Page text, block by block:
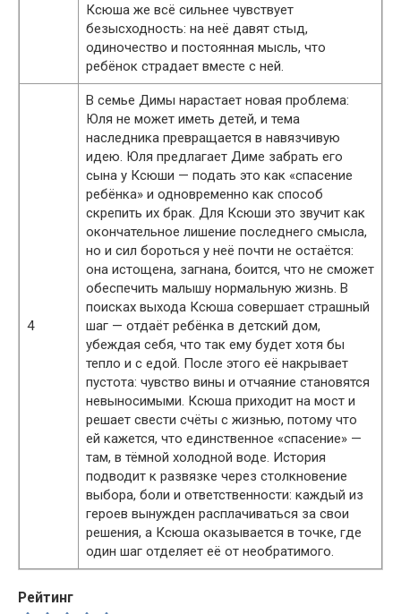
Ксюша же всё сильнее чувствует
безысходность: на неё давят стыд,
одиночество и постоянная мысль, что
ребёнок страдает вместе с ней.
4
В семье Димы нарастает новая проблема:
Юля не может иметь детей, и тема
наследника превращается в навязчивую
идею. Юля предлагает Диме забрать его
сына у Ксюши — подать это как «спасение
ребёнка» и одновременно как способ
скрепить их брак. Для Ксюши это звучит как
окончательное лишение последнего смысла,
но и сил бороться у неё почти не остаётся:
она истощена, загнана, боится, что не сможет
обеспечить малышу нормальную жизнь. В
поисках выхода Ксюша совершает страшный
шаг — отдаёт ребёнка в детский дом,
убеждая себя, что так ему будет хотя бы
тепло и с едой. После этого её накрывает
пустота: чувство вины и отчаяние становятся
невыносимыми. Ксюша приходит на мост и
решает свести счёты с жизнью, потому что
ей кажется, что единственное «спасение» —
там, в тёмной холодной воде. История
подводит к развязке через столкновение
выбора, боли и ответственности: каждый из
героев вынужден расплачиваться за свои
решения, а Ксюша оказывается в точке, где
один шаг отделяет её от необратимого.
Рейтинг